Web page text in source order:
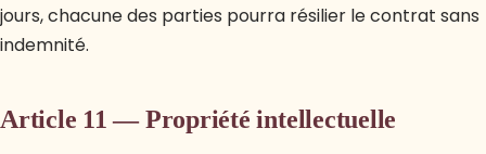
jours, chacune des parties pourra résilier le contrat sans
indemnité.
Article 11 — Propriété intellectuelle